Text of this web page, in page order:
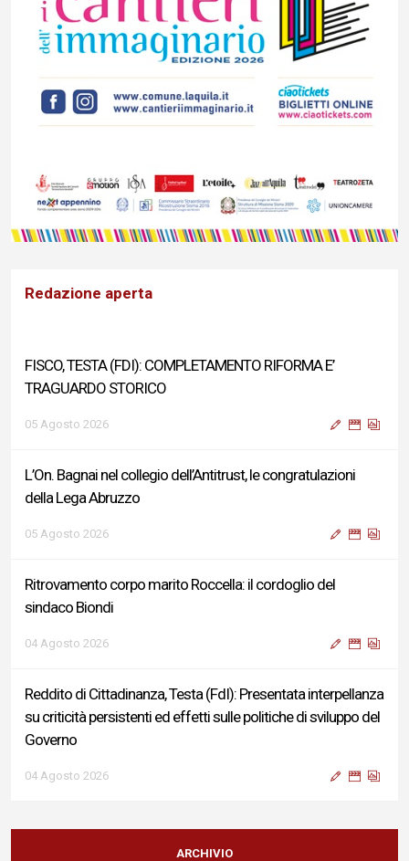
Redazione aperta
FISCO, TESTA (FDI): COMPLETAMENTO RIFORMA E’
TRAGUARDO STORICO
05 Agosto 2026
L’On. Bagnai nel collegio dell’Antitrust, le congratulazioni
della Lega Abruzzo
05 Agosto 2026
Ritrovamento corpo marito Roccella: il cordoglio del
sindaco Biondi
04 Agosto 2026
Reddito di Cittadinanza, Testa (FdI): Presentata interpellanza
su criticità persistenti ed effetti sulle politiche di sviluppo del
Governo
04 Agosto 2026
Sigismondi, Liris e Testa: “Profondo cordoglio e vicinanza al
Ministro Roccella e alla sua famiglia”
ARCHIVIO